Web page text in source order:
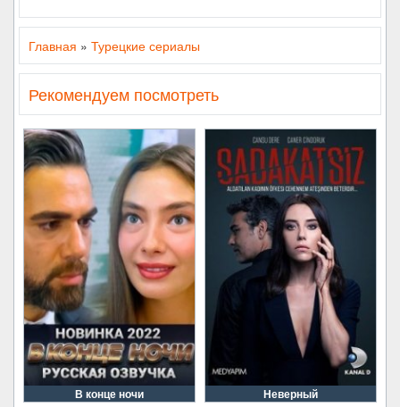
Главная » Турецкие сериалы
Рекомендуем посмотреть
В конце ночи Неверный